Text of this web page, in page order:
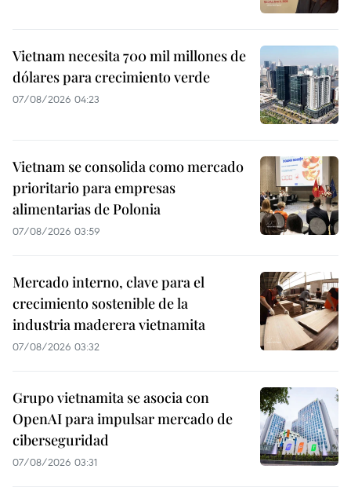
Vietnam necesita 700 mil millones de
dólares para crecimiento verde
07/08/2026 04:23
Vietnam se consolida como mercado
prioritario para empresas
alimentarias de Polonia
07/08/2026 03:59
Mercado interno, clave para el
crecimiento sostenible de la
industria maderera vietnamita
07/08/2026 03:32
Grupo vietnamita se asocia con
OpenAI para impulsar mercado de
ciberseguridad
07/08/2026 03:31